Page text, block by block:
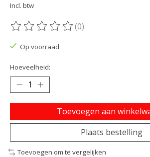
Incl. btw
De beoordeling van dit product is
(0)
Op voorraad
Hoeveelheid:
Toevoegen aan
Plaats bestelling
Toevoegen om te vergelijken